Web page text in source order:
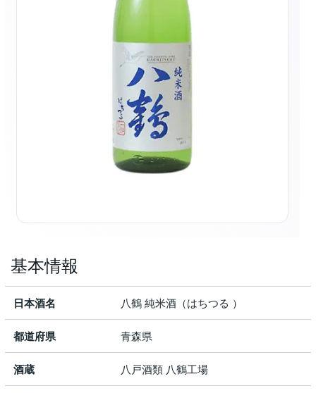
基本情報
日本酒名 八鶴 純米酒（はちつる ）
都道府県 青森県
酒蔵 八戸酒類 八鶴工場